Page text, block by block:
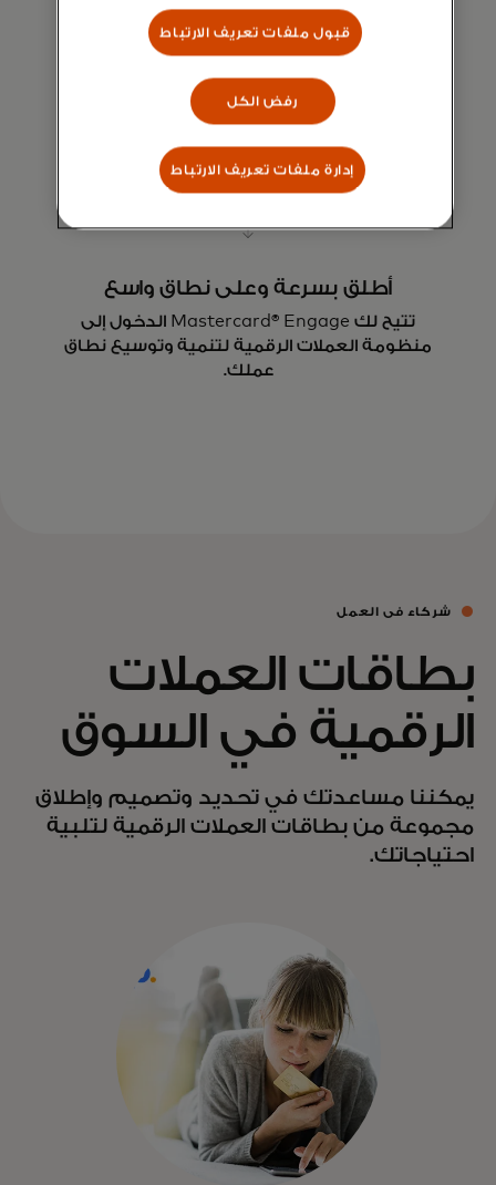
تصميم البطاقة
لدينا خدمات تصميم بطاقات متخصصة
لمساعدتك في اختيار المظهر المناسب لعملائك.
أطلق بسرعة وعلى نطاق واسع
تتيح لك Mastercard® Engage الدخول إلى
منظومة العملات الرقمية لتنمية وتوسيع نطاق
عملك.
شركاء في العمل
بطاقات العملات
الرقمية في السوق
يمكننا مساعدتك في تحديد وتصميم وإطلاق
مجموعة من بطاقات العملات الرقمية لتلبية
احتياجاتك.
قبول ملفات تعريف الارتباط
رفض الكل
إدارة ملفات تعريف الارتباط